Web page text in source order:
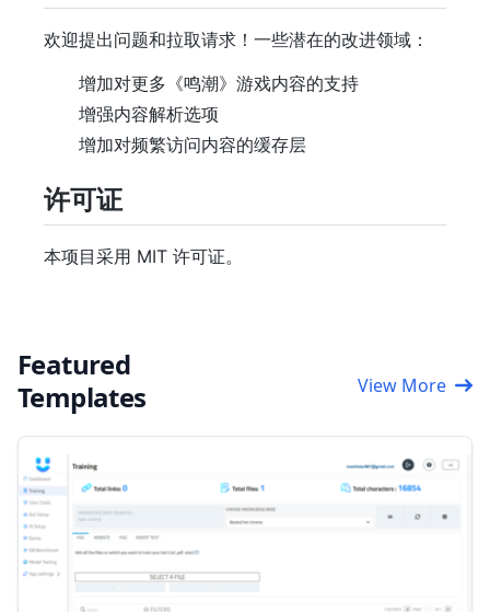
欢迎提出问题和拉取请求！一些潜在的改进领域：
增加对更多《鸣潮》游戏内容的支持
增强内容解析选项
增加对频繁访问内容的缓存层
许可证
本项目采用 MIT 许可证。
Featured
Templates
View More